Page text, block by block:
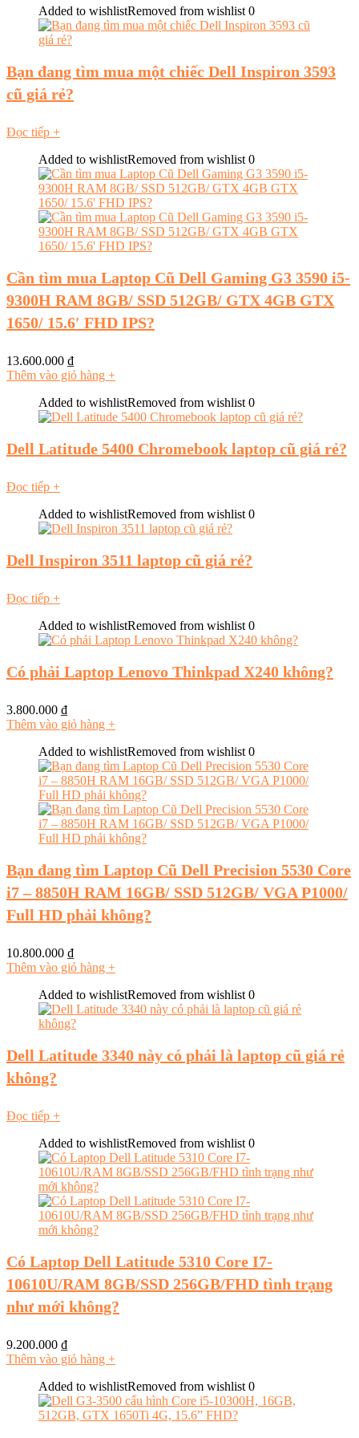
Added to wishlistRemoved from wishlist 0
Bạn đang tìm mua một chiếc Dell Inspiron 3593
cũ giá rẻ?
Đọc tiếp +
Added to wishlistRemoved from wishlist 0
Cần tìm mua Laptop Cũ Dell Gaming G3 3590 i5-
9300H RAM 8GB/ SSD 512GB/ GTX 4GB GTX
1650/ 15.6′ FHD IPS?
13.600.000 ₫
Thêm vào giỏ hàng +
Added to wishlistRemoved from wishlist 0
Dell Latitude 5400 Chromebook laptop cũ giá rẻ?
Đọc tiếp +
Added to wishlistRemoved from wishlist 0
Dell Inspiron 3511 laptop cũ giá rẻ?
Đọc tiếp +
Added to wishlistRemoved from wishlist 0
Có phải Laptop Lenovo Thinkpad X240 không?
3.800.000 ₫
Thêm vào giỏ hàng +
Added to wishlistRemoved from wishlist 0
Bạn đang tìm Laptop Cũ Dell Precision 5530 Core
i7 – 8850H RAM 16GB/ SSD 512GB/ VGA P1000/
Full HD phải không?
10.800.000 ₫
Thêm vào giỏ hàng +
Added to wishlistRemoved from wishlist 0
Dell Latitude 3340 này có phải là laptop cũ giá rẻ
không?
Đọc tiếp +
Added to wishlistRemoved from wishlist 0
Có Laptop Dell Latitude 5310 Core I7-
10610U/RAM 8GB/SSD 256GB/FHD tình trạng
như mới không?
9.200.000 ₫
Thêm vào giỏ hàng +
Added to wishlistRemoved from wishlist 0